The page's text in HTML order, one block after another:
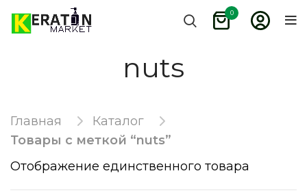
0
nuts
Главная
Каталог
Товары с меткой “nuts”
Отображение единственного товара